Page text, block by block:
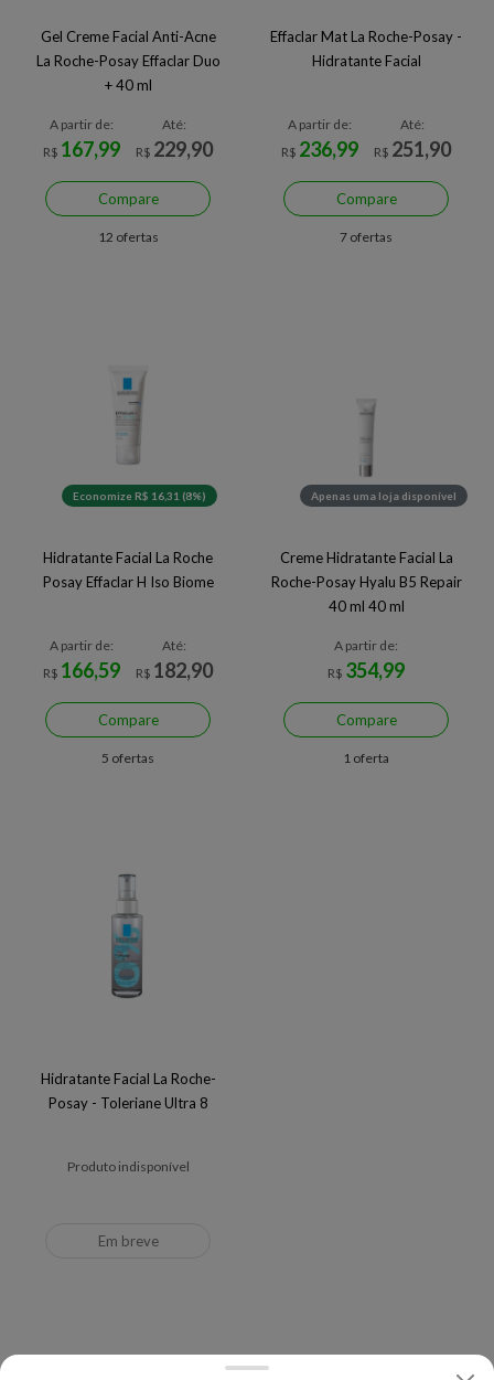
Gel Creme Facial Anti-Acne
La Roche-Posay Effaclar Duo
+ 40 ml
A partir de:
R$ 167,99
Até:
R$ 229,90
Compare
12 ofertas
Effaclar Mat La Roche-Posay -
Hidratante Facial
A partir de:
R$ 236,99
Até:
R$ 251,90
Compare
7 ofertas
Economize R$ 16,31 (8%)
Hidratante Facial La Roche
Posay Effaclar H Iso Biome
A partir de:
R$ 166,59
Até:
R$ 182,90
Compare
5 ofertas
Apenas uma loja disponível
Creme Hidratante Facial La
Roche-Posay Hyalu B5 Repair
40 ml 40 ml
A partir de:
R$ 354,99
Compare
1 oferta
Hidratante Facial La Roche-
Posay - Toleriane Ultra 8
Produto indisponível
Em breve